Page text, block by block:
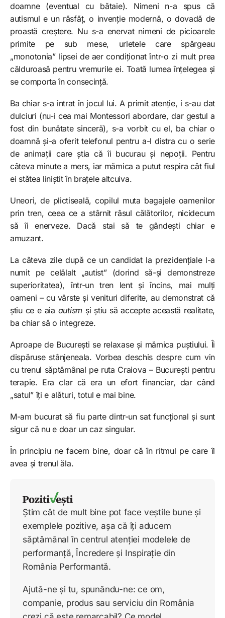
doamne (eventual cu bătaie). Nimeni n-a spus că
autismul e un răsfăț, o invenție modernă, o dovadă de
proastă creștere. Nu s-a enervat nimeni de picioarele
primite pe sub mese, urletele care spărgeau
„monotonia” lipsei de aer condiționat într-o zi mult prea
călduroasă pentru vremurile ei. Toată lumea înțelegea și
se comporta în consecință.
Ba chiar s-a intrat în jocul lui. A primit atenție, i s-au dat
dulciuri (nu-i cea mai Montessori abordare, dar gestul a
fost din bunătate sinceră), s-a vorbit cu el, ba chiar o
doamnă și-a oferit telefonul pentru a-l distra cu o serie
de animații care știa că îi bucurau și nepoții. Pentru
câteva minute a mers, iar mămica a putut respira cât fiul
ei stătea liniștit în brațele altcuiva.
Uneori, de plictiseală, copilul muta bagajele oamenilor
prin tren, ceea ce a stârnit râsul călătorilor, nicidecum
să îi enerveze. Dacă stai să te gândești chiar e
amuzant.
La câteva zile după ce un candidat la prezidențiale l-a
numit pe celălalt „autist” (dorind să-și demonstreze
superioritatea), într-un tren lent și încins, mai mulți
oameni – cu vârste și venituri diferite, au demonstrat că
știu ce e aia autism și știu să accepte această realitate,
ba chiar să o integreze.
Aproape de București se relaxase și mămica puștiului. Îi
dispăruse stânjeneala. Vorbea deschis despre cum vin
cu trenul săptămânal pe ruta Craiova – București pentru
terapie. Era clar că era un efort financiar, dar când
„satul” îți e alături, totul e mai bine.
M-am bucurat să fiu parte dintr-un sat funcțional și sunt
sigur că nu e doar un caz singular.
În principiu ne facem bine, doar că în ritmul pe care îl
avea și trenul ăla.
Știm cât de mult bine pot face veștile bune și
exemplele pozitive, așa că îți aducem
săptămânal în centrul atenției modelele de
performanță, Încredere și Inspirație din
România Performantă.
Ajută-ne și tu, spunându-ne: ce om,
companie, produs sau serviciu din România